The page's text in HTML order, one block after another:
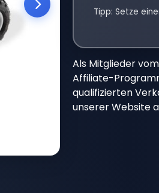
Tipp: Setze
Als Mitglieder
Affiliate-
qualifizierten
unserer Website